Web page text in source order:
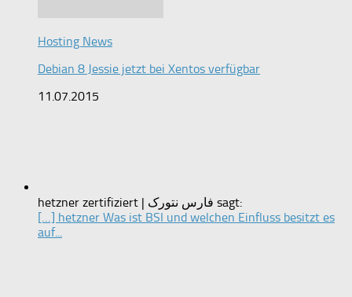
Hosting News
Debian 8 Jessie jetzt bei Xentos verfügbar
11.07.2015
hetzner zertifiziert | فارس نتورک sagt:
[…] hetzner Was ist BSI und welchen Einfluss besitzt es
auf...